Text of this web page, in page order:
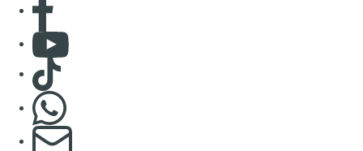
Consulter Youtube
Consulter TikTok
S'abonner à notre newsletter